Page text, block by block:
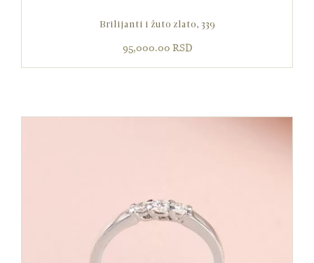
Brilijanti i žuto zlato, 339
95,000.00 RSD